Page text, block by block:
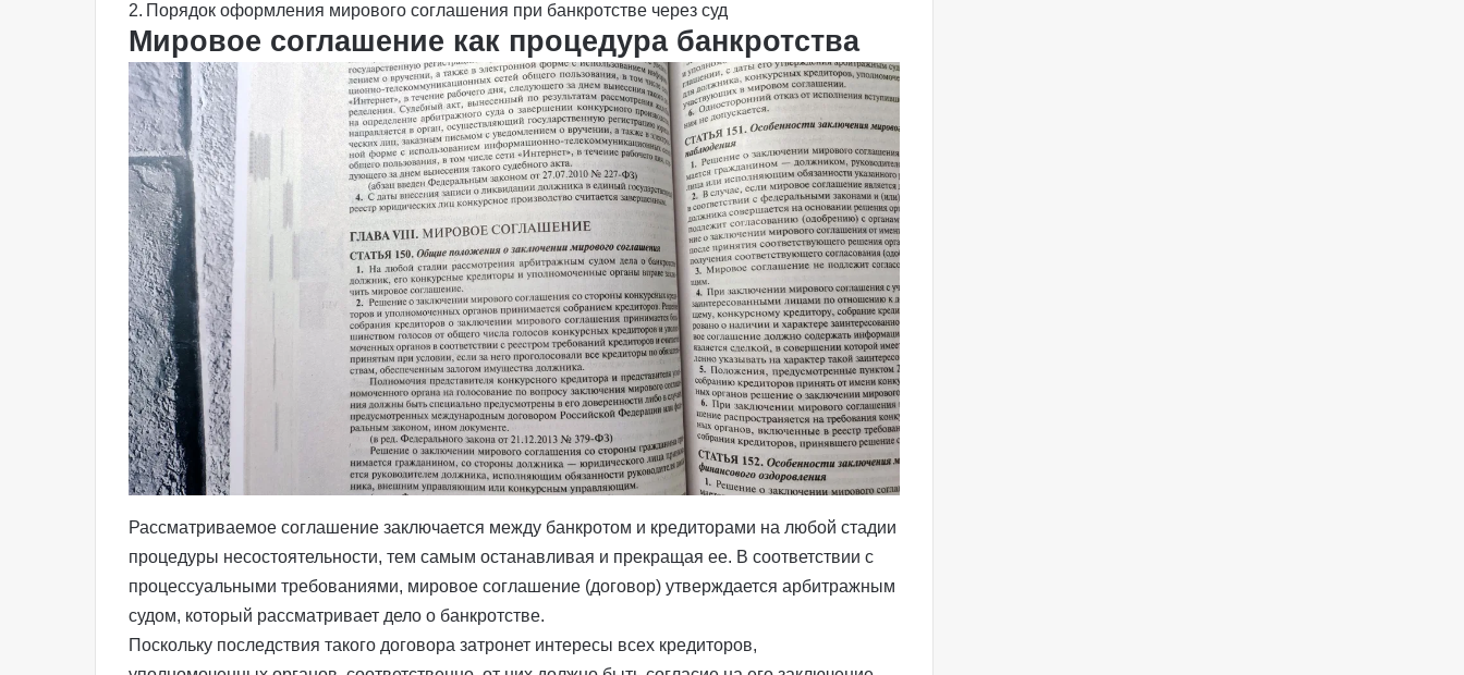
Порядок оформления мирового соглашения при банкротстве через суд
Мировое соглашение как процедура банкротства
Рассматриваемое соглашение заключается между банкротом и кредиторами на любой стадии
процедуры несостоятельности, тем самым останавливая и прекращая ее. В соответствии с
процессуальными требованиями, мировое соглашение (договор) утверждается арбитражным
судом, который рассматривает дело о банкротстве.
Поскольку последствия такого договора затронет интересы всех кредиторов,